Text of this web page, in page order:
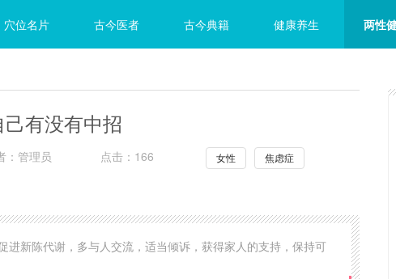
穴位名片 古今医者 古今典籍 健康养生 两性
有没有中招
：管理员 点击：166 女性
焦虑症
新陈代谢，多与人交流，适当倾诉，获得家人的支持，保持可